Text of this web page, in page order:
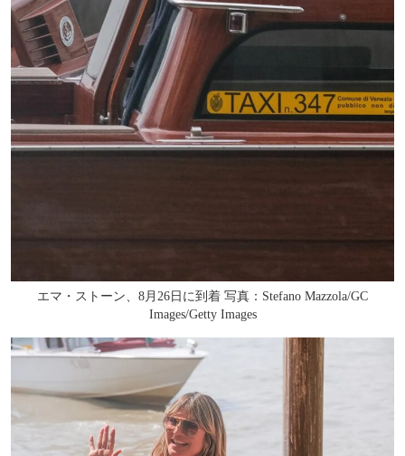
エマ・ストーン、8月26日に到着 写真：Stefano Mazzola/GC
Images/Getty Images